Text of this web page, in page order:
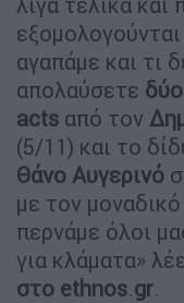
αγαπάμε και τι
απολαύσετε
acts από τον
(5/11) και το
Θάνο Αυγερινό
με τον
περνάμε όλοι
για κλάματα»
στο ethnos.gr.